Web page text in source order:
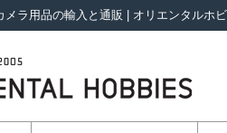
メラ用品の輸入と通販 | オリエンタルホ